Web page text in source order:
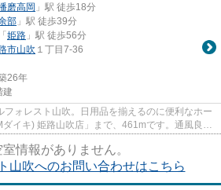
磨高岡 」駅 徒歩18分
部 」駅 徒歩39分
「姫路 」駅 徒歩56分
市山吹 １丁目7-36
26年
建
フォレスト山吹。日用品を揃えるのに便利なホー
イキ) 姫路山吹店」まで、461mです。通風良好
る...
情報がありません。
山吹へのお問い合わせはこちら